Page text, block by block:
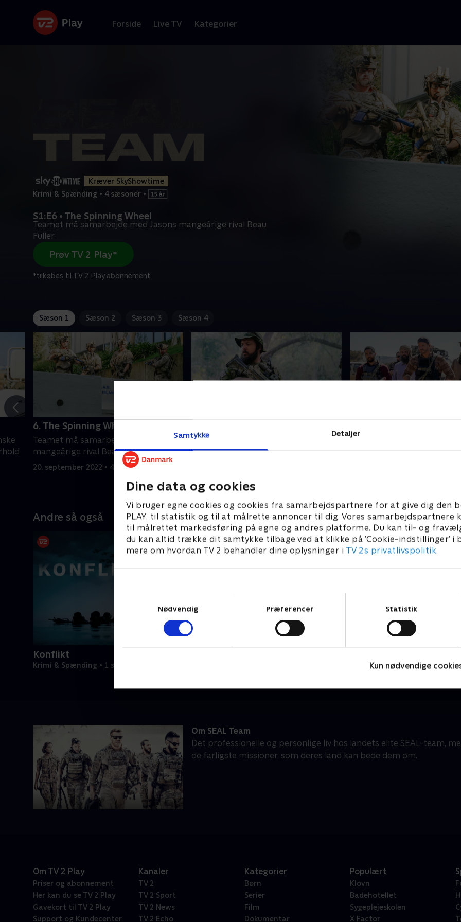
Samtykke Detaljer
Dine data og cookies
Vi bruger egne cookies og cookies fra samarbejdspartnere for at give dig den
PLAY, til statistik og til at målrette annoncer til dig. Vores samarbejdspartnere
til målrettet markedsføring på egne og andres platforme. Du kan til- og
du kan altid trække dit samtykke tilbage ved at klikke på ’Cookie-indstillinger’ i
mere om hvordan TV 2 behandler dine oplysninger i TV 2s privatlivspolitik.
Nødvendig
Præferencer Statistik
Kun nødvendige
Forside Live TV Kategorier
Kræver SkyShowtime
Krimi & Spænding • 4 sæsoner •
S1:E6 • The Spinning Wheel
Teamet må samarbejde med Jasons mangeårige rival Beau
Fuller.
Prøv TV 2 Play*
*tilkøbes til TV 2 Play abonnement
Sæson 1 Sæson 2 Sæson 3 Sæson 4
6. The Spinning Wheel
Teamet må samarbejde med Jasons
mangeårige rival Beau Fuller.
20. september 2022 • 41 min
Clay gennemgår den sidste øvelse for
sit kandidatur til Tier One.
Jason og teamet har
Andre så også
Konflikt
Krimi & Spænding • 1 sæsoner
Om SEAL Team
Det professionelle og personlige liv hos landets elite SEAL-team,
de farligste missioner, som deres land kan bede dem om.
Om TV 2 Play
Priser og abonnement
Her kan du se TV 2 Play
Gavekort til TV 2 Play
Support og Kundecenter
Kanaler
TV 2
TV 2 Sport
TV 2 News
TV 2 Echo
Kategorier
Børn
Serier
Film
Dokumentar
Populært
Klovn
Badehotellet
Sygeplejeskolen
X Factor